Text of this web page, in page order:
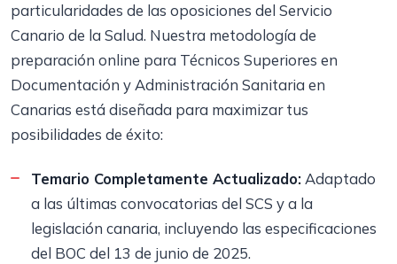
particularidades de las oposiciones del Servicio
Canario de la Salud. Nuestra metodología de
preparación online para Técnicos Superiores en
Documentación y Administración Sanitaria en
Canarias está diseñada para maximizar tus
posibilidades de éxito:
Temario Completamente Actualizado: Adaptado
a las últimas convocatorias del SCS y a la
legislación canaria, incluyendo las especificaciones
del BOC del 13 de junio de 2025.